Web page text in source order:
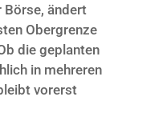
Börse, ändert
Obergrenze
die geplanten
in mehreren
vorerst